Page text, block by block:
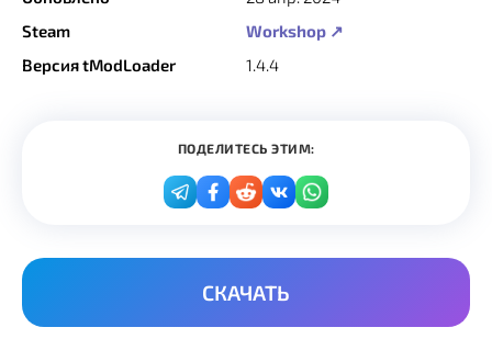
Steam
Workshop ↗
Версия tModLoader
1.4.4
ПОДЕЛИТЕСЬ ЭТИМ:
СКАЧАТЬ